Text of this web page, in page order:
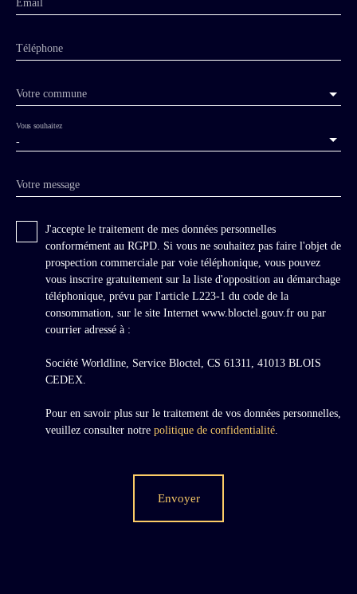
Téléphone
Votre commune
-
Vous souhaitez
Votre message
J'accepte le traitement de mes données personnelles
conformément au RGPD. Si vous ne souhaitez pas faire l'objet de
prospection commerciale par voie téléphonique, vous pouvez
vous inscrire gratuitement sur la liste d'opposition au démarchage
téléphonique, prévu par l'article L223-1 du code de la
consommation, sur le site Internet www.bloctel.gouv.fr ou par
courrier adressé à :
Société Worldline, Service Bloctel, CS 61311, 41013 BLOIS
CEDEX.
Pour en savoir plus sur le traitement de vos données personnelles,
veuillez consulter notre politique de confidentialité
Envoyer